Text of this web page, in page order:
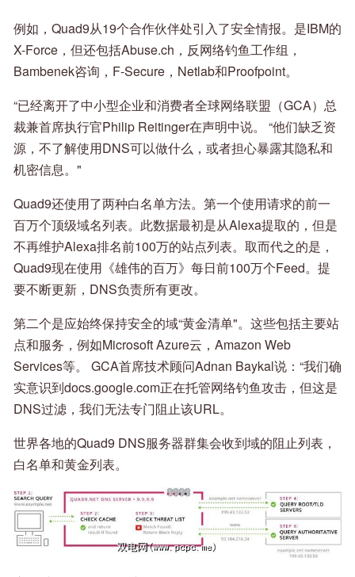
例如，Quad9从19个合作伙伴处引入了安全情报。是IBM的
X-Force，但还包括Abuse.ch，反网络钓鱼工作组，
Bambenek咨询，F-Secure，Netlab和Proofpoint。
“已经离开了中小型企业和消费者全球网络联盟（GCA）总
裁兼首席执行官Philip Reitinger在声明中说。 “他们缺乏资
源，不了解使用DNS可以做什么，或者担心暴露其隐私和
机密信息。"
Quad9还使用了两种白名单方法。第一个使用请求的前一
百万个顶级域名列表。此数据最初是从Alexa提取的，但是
不再维护Alexa排名前100万的站点列表。取而代之的是，
Quad9现在使用《雄伟的百万》每日前100万个Feed。提
要不断更新，DNS负责所有更改。
第二个是应始终保持安全的域“黄金清单"。这些包括主要站
点和服务，例如Microsoft Azure云，Amazon Web
Services等。 GCA首席技术顾问Adnan Baykal说：“我们确
实意识到docs.google.com正在托管网络钓鱼攻击，但这是
DNS过滤，我们无法专门阻止该URL。
世界各地的Quad9 DNS服务器群集会收到域的阻止列表，
白名单和黄金列表。